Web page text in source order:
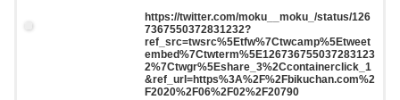
https://twitter.com/moku__moku_/status/126
7367550372831232?
ref_src=twsrc%5Etfw%7Ctwcamp%5Etweet
embed%7Ctwterm%5E126736755037283123
2%7Ctwgr%5Eshare_3%2Ccontainerclick_1
&ref_url=https%3A%2F%2Fbikuchan.com%2
F2020%2F06%2F02%2F20790